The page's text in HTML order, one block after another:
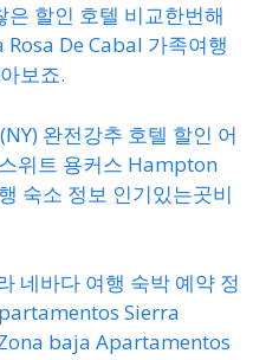
은 할인 호텔 비교한번해
De Cabal 가족여행
보죠.
완전강추 호텔 할인 어
위트 용커스 Hampton
숙소 정보 인기있는곳비
네바다 여행 숙박 예약 정
Sierra
baja Apartamentos